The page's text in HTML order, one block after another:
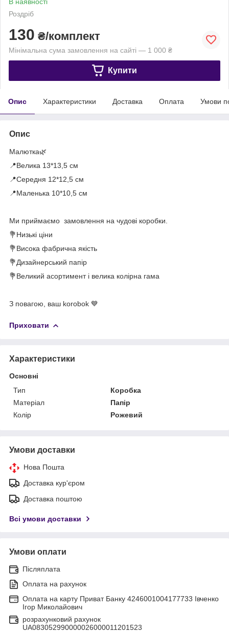
Роздріб
130 ₴/комплект
Мінімальна сума замовлення на сайті — 1 000 ₴
Купити
Опис Характеристики Доставка Оплата Умови
Опис
Малютка🌿
📍Велика 13*13,5 см
📍Середня 12*12,5 см
📍Маленька 10*10,5 см
Ми приймаємо замовлення на чудові коробки.
💐Низькі ціни
💐Висока фабрична якість
💐Дизайнерський папір
💐Великий асортимент і велика колірна гама
З повагою, ваш korobok 💙
Приховати
Характеристики
Основні
Тип
Коробка
Матеріал
Папір
Колір
Рожевий
Умови доставки
Нова Пошта
Доставка кур'єром
Доставка поштою
Всі умови доставки
Умови оплати
Післяплата
Оплата на рахунок
Оплата на карту Приват Банку 4246001004177733 Івченко
Ігор Миколайович
розрахунковий рахунок
UA083052990000026000011201523